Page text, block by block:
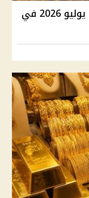
استقرار أسعار الذهب اليوم الأربعاء 15 يوليو 2026 في